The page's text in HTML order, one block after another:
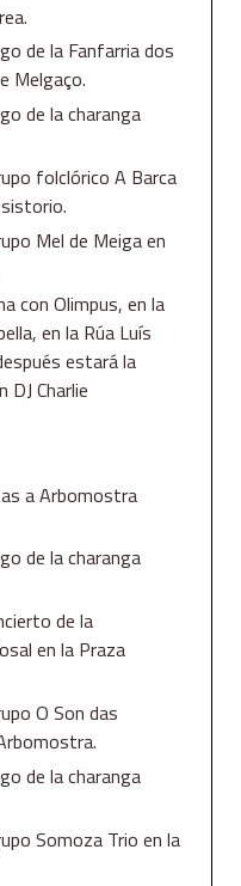
de la Fanfarria dos
Melgaço.
de la charanga
folclórico A Barca
Mel de Meiga en
con Olimpus, en la
en la Rúa Luís
estará la
Charlie
a Arbomostra
de la charanga
de la
en la Praza
O Son das
de la charanga
Somoza Trio en la